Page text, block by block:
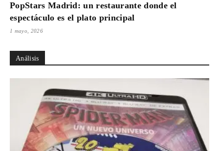
PopStars Madrid: un restaurante donde el
espectáculo es el plato principal
1 mayo, 2026
Análisis